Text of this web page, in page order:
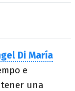
Di María
e
una